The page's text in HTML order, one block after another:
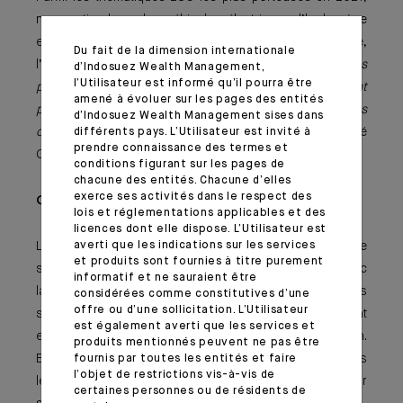
nous retiendrons les véhicules électriques, l’hydrogène
et les énergies propres, l’efficacité énergétique,
l’économie circulaire et l’éducation.«Ces thématiques
portent sur le long terme mais pour autant n’échappent
pas aux secousses de court terme voire aux secousses
cycliques des marchés financiers»a indiqué Zoé
ORMIÈRES-SELVES.
Quid de la légitimité des banques ?
Le rôle des banques est de gérer les flux d’épargne et de
s’assurer du financement de l’économie. Elles ont donc
la possibilité de guider une partie de l’épargne vers des
sociétés qui ont un impact positif pour l’environnement
et la société par le biais de produits à leur disposition.
Elles peuvent aussi accompagner des sociétés dans
leur transition énergétique et leurs clients selon leur
Du fait de la dimension internationale
d’Indosuez Wealth Management,
l’Utilisateur est informé qu’il pourra être
amené à évoluer sur les pages des entités
d’Indosuez Wealth Management sises dans
différents pays. L’Utilisateur est invité à
prendre connaissance des termes et
conditions figurant sur les pages de
chacune des entités. Chacune d’elles
exerce ses activités dans le respect des
lois et réglementations applicables et des
licences dont elle dispose. L’Utilisateur est
averti que les indications sur les services
et produits sont fournies à titre purement
informatif et ne sauraient être
considérées comme constitutives d’une
offre ou d’une sollicitation. L’Utilisateur
est également averti que les services et
produits mentionnés peuvent ne pas être
fournis par toutes les entités et faire
l’objet de restrictions vis-à-vis de
certaines personnes ou de résidents de